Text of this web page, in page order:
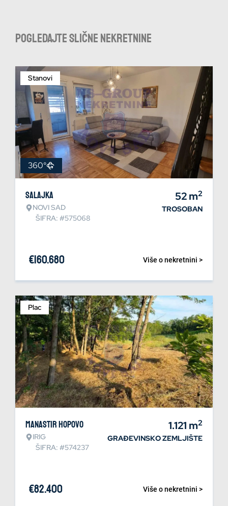
Pogledajte slične nekretnine
Stanovi
360°
Salajka
NOVI SAD
ŠIFRA: #575068
52m2
TROSOBAN
Više o nekretnini >
€160.680
Plac
Manastir Hopovo
IRIG
ŠIFRA: #574237
1.121 m2
GRAĐEVINSKO ZEMLJIŠTE
Više o nekretnini >
€82.400